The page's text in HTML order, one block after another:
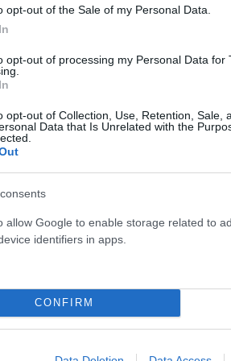
opt-out of the Sale of my Personal Data.
opt-out of processing my Personal Data for
opt-out of Collection, Use, Retention, Sale,
Data that Is Unrelated with the
allow Google to enable storage related to
identifiers in apps.
CONFIRM
περιμένει το EURO 2024
τελευταία μεγάλη
απέναντι στην
του γηπέδου, ψάχνοντας
κενό χώρο και να